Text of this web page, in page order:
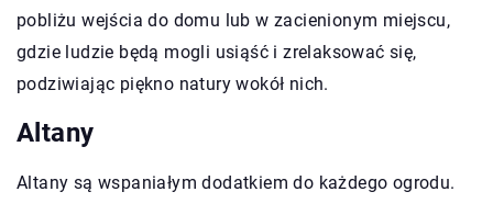
pobliżu wejścia do domu lub w zacienionym miejscu,
gdzie ludzie będą mogli usiąść i zrelaksować się,
podziwiając piękno natury wokół nich.
Altany
Altany są wspaniałym dodatkiem do każdego ogrodu.